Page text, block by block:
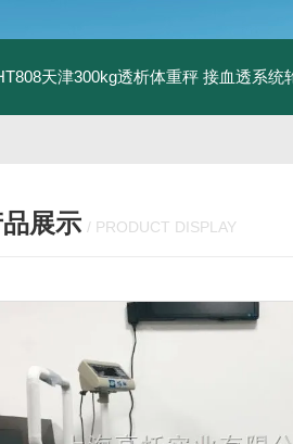
天津300kg透析体重秤 接血透系统
展示 / PRODUCT DISPLAY